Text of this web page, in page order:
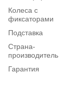
Колеса с
фиксаторами
Подставка
Страна-
производитель
Гарантия